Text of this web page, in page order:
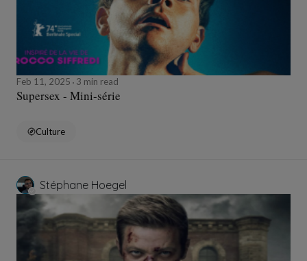
Feb 11, 2025 3 min read
Supersex - Mini-série
Culture
Stéphane Hoegel